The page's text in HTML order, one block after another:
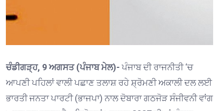
ਚੰਡੀਗੜ੍ਹ, 9 ਅਗਸਤ (ਪੰਜਾਬ ਮੇਲ)- ਪੰਜਾਬ ਦੀ ਰਾਜਨੀਤੀ ‘ਚ
ਆਪਣੀ ਪਹਿਲਾਂ ਵਾਲੀ ਪਛਾਣ ਤਲਾਸ਼ ਰਹੇ ਸ਼੍ਰੋਮਣੀ ਅਕਾਲੀ ਦਲ ਲਈ
ਭਾਰਤੀ ਜਨਤਾ ਪਾਰਟੀ (ਭਾਜਪਾ) ਨਾਲ ਦੋਬਾਰਾ ਗਠਜੋੜ ਸੰਜੀਵਨੀ ਵਾਂਗ